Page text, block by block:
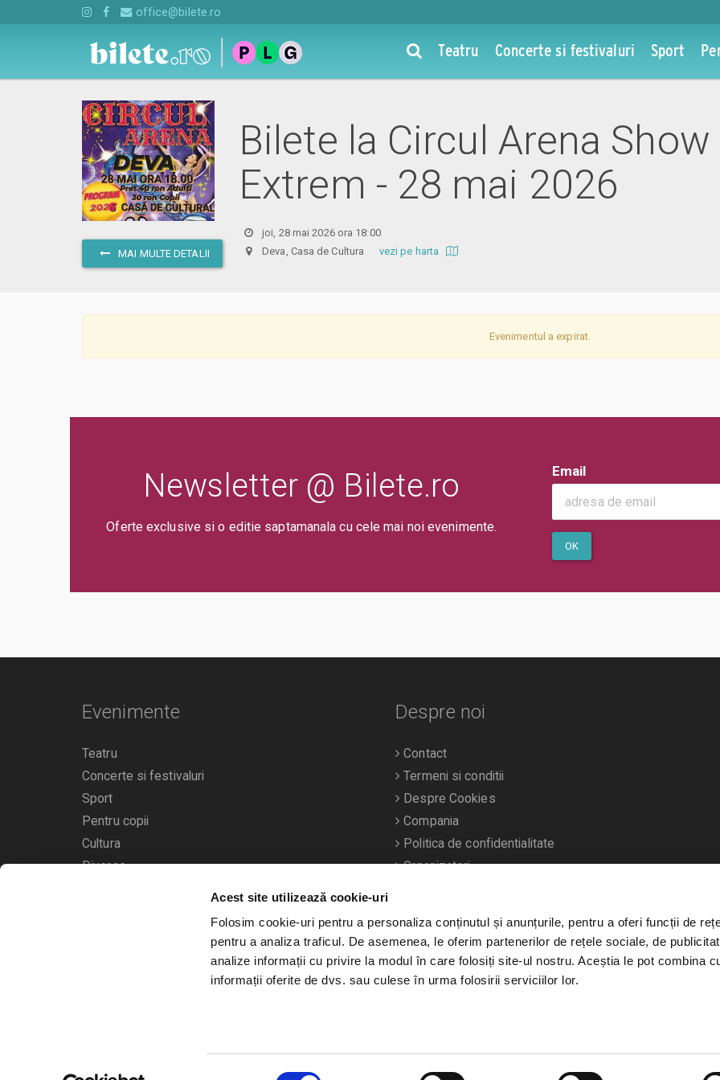
Acest site utilizează cookie-uri
Folosim cookie-uri pentru a personaliza conținutul și anunțurile, pentru a oferi funcții de
pentru a analiza traficul. De asemenea, le oferim partenerilor de rețele sociale, de
analize informații cu privire la modul în care folosiți site-ul nostru. Aceștia le pot combina
informații oferite de dvs. sau culese în urma folosirii serviciilor lor.
office@bilete.ro
Teatru Concerte si festivaluri Sport
MAI MULTE DETALII
Bilete la Circul Arena Show
Extrem - 28 mai 2026
joi, 28 mai 2026 ora 18:00
Deva, Casa de Cultura vezi pe harta
Evenimentul a expirat.
Newsletter @ Bilete.ro
Oferte exclusive si o editie saptamanala cu cele mai noi evenimente.
Email
OK
Evenimente
Teatru
Concerte si festivaluri
Sport
Pentru copii
Cultura
Diverse
Calendarul evenimentelor
Despre noi
Contact
Termeni si conditii
Despre Cookies
Compania
Politica de confidentialitate
Organizatori
Bilete.ro